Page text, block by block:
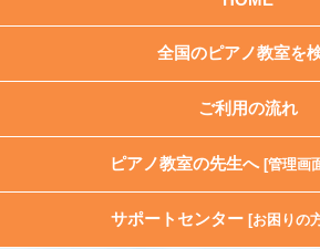
全国のピアノ教室を
ご利用の流れ
ピアノ教室の先生へ [管理画
サポートセンター [お困りの